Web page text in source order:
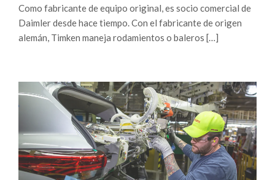
Como fabricante de equipo original, es socio comercial de
Daimler desde hace tiempo. Con el fabricante de origen
alemán, Timken maneja rodamientos o baleros […]